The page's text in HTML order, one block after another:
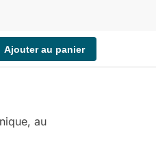
Ajouter au panier
au